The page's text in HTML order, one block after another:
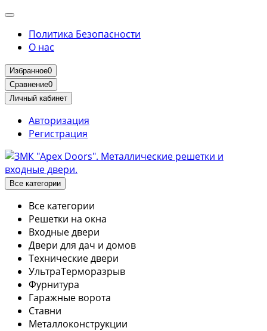
Политика Безопасности
О нас
Избранное0
Сравнение0
Личный кабинет
Авторизация
Регистрация
Все категории
Все категории
Решетки на окна
Входные двери
Двери для дач и домов
Технические двери
УльтраТерморазрыв
Фурнитура
Гаражные ворота
Ставни
Металлоконструкции